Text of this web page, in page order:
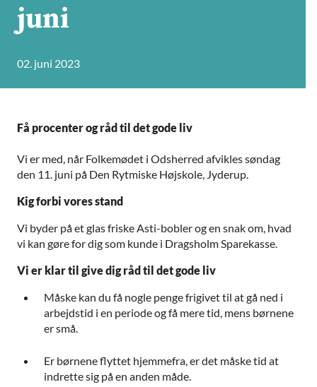
juni
02. juni 2023
Få procenter og råd til det gode liv
Vi er med, når Folkemødet i Odsherred afvikles søndag
den 11. juni på Den Rytmiske Højskole, Jyderup.
Kig forbi vores stand
Vi byder på et glas friske Asti-bobler og en snak om, hvad
vi kan gøre for dig som kunde i Dragsholm Sparekasse.
Vi er klar til give dig råd til det gode liv
Måske kan du få nogle penge frigivet til at gå ned i
arbejdstid i en periode og få mere tid, mens børnene
er små.
Er børnene flyttet hjemmefra, er det måske tid at
indrette sig på en anden måde.